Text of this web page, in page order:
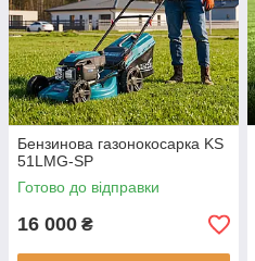
Бензинова газонокосарка KS
51LMG-SP
Готово до відправки
16 000 ₴